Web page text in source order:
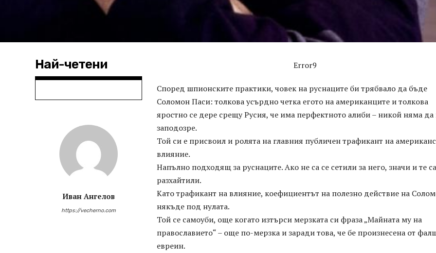
Най-четени
Иван Ангелов
https://vecherno.com
Error9
Според шпионските практики, човек на руснаците би трябвало да бъде
Соломон Паси: толкова усърдно четка егото на американците и толкова
яростно се дере срещу Русия, че има перфектното алиби – никой няма да
заподозре.
Той си е присвоил и ролята на главния публичен трафикант на
влияние.
Напълно подходящ за руснаците. Ако не са се сетили за него, значи и те
разхайтили.
Като трафикант на влияние, коефициентът на полезно действие на
някъде под нулата.
Той се самоуби, още когато изтърси мерзката си фраза „Майната му на
православието“ – още по-мерзка и заради това, че бе произнесена от
евреин.